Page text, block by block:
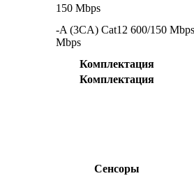
150 Mbps
-A (3CA) Cat12 600/150 Mbps
Mbps
Комплектация
Комплектация
Сенсоры